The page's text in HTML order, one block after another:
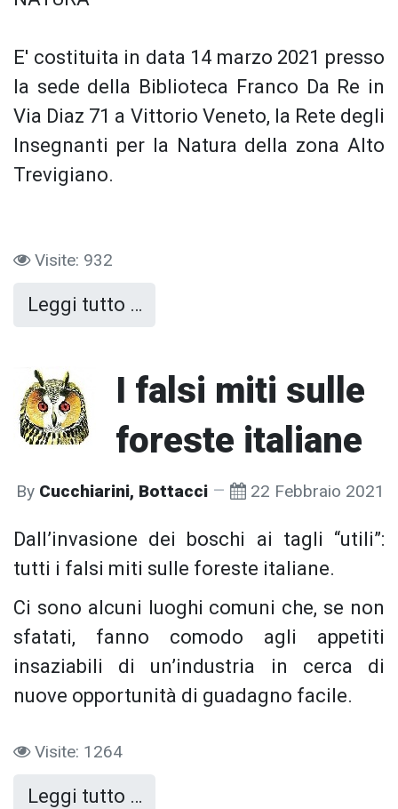
E' costituita in data 14 marzo 2021 presso
la sede della Biblioteca Franco Da Re in
Via Diaz 71 a Vittorio Veneto, la Rete degli
Insegnanti per la Natura della zona Alto
Trevigiano.
Visite: 932
Leggi tutto …
I falsi miti sulle
foreste italiane
By Cucchiarini, Bottacci 22 Febbraio 2021
Dall’invasione dei boschi ai tagli “utili”:
tutti i falsi miti sulle foreste italiane.
Ci sono alcuni luoghi comuni che, se non
sfatati, fanno comodo agli appetiti
insaziabili di un’industria in cerca di
nuove opportunità di guadagno facile.
Visite: 1264
Leggi tutto …